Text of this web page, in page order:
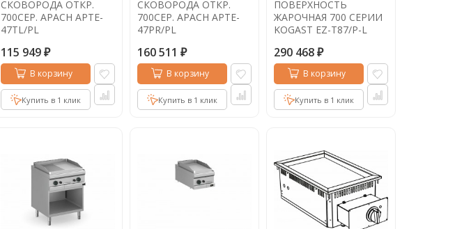
СКОВОРОДА ОТКР.
700СЕР. APACH APTE-
47TL/PL
115 949 ₽
В корзину
Купить в 1 клик
СКОВОРОДА ОТКР.
700СЕР. APACH APTE-
47PR/PL
160 511 ₽
В корзину
Купить в 1 клик
ПОВЕРХНОСТЬ
ЖАРОЧНАЯ 700 СЕРИИ
KOGAST EZ-T87/P-L
290 468 ₽
В корзину
Купить в 1 клик